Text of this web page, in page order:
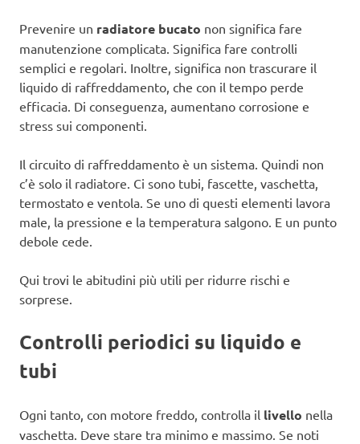
Prevenire un radiatore bucato non significa fare
manutenzione complicata. Significa fare controlli
semplici e regolari. Inoltre, significa non trascurare il
liquido di raffreddamento, che con il tempo perde
efficacia. Di conseguenza, aumentano corrosione e
stress sui componenti.
Il circuito di raffreddamento è un sistema. Quindi non
c’è solo il radiatore. Ci sono tubi, fascette, vaschetta,
termostato e ventola. Se uno di questi elementi lavora
male, la pressione e la temperatura salgono. E un punto
debole cede.
Qui trovi le abitudini più utili per ridurre rischi e
sorprese.
Controlli periodici su liquido e
tubi
Ogni tanto, con motore freddo, controlla il livello nella
vaschetta. Deve stare tra minimo e massimo. Se noti